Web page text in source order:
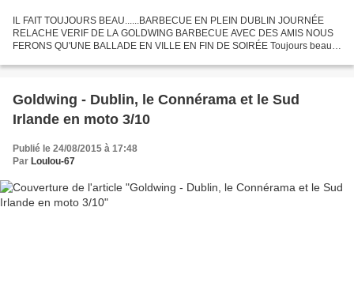
IL FAIT TOUJOURS BEAU......BARBECUE EN PLEIN DUBLIN JOURNÉE
RELACHE VERIF DE LA GOLDWING BARBECUE AVEC DES AMIS NOUS
FERONS QU'UNE BALLADE EN VILLE EN FIN DE SOIRÉE Toujours beau
Goldwing - Dublin, le Connérama et le Sud
Irlande en moto 3/10
Publié le 24/08/2015 à 17:48
Par Loulou-67